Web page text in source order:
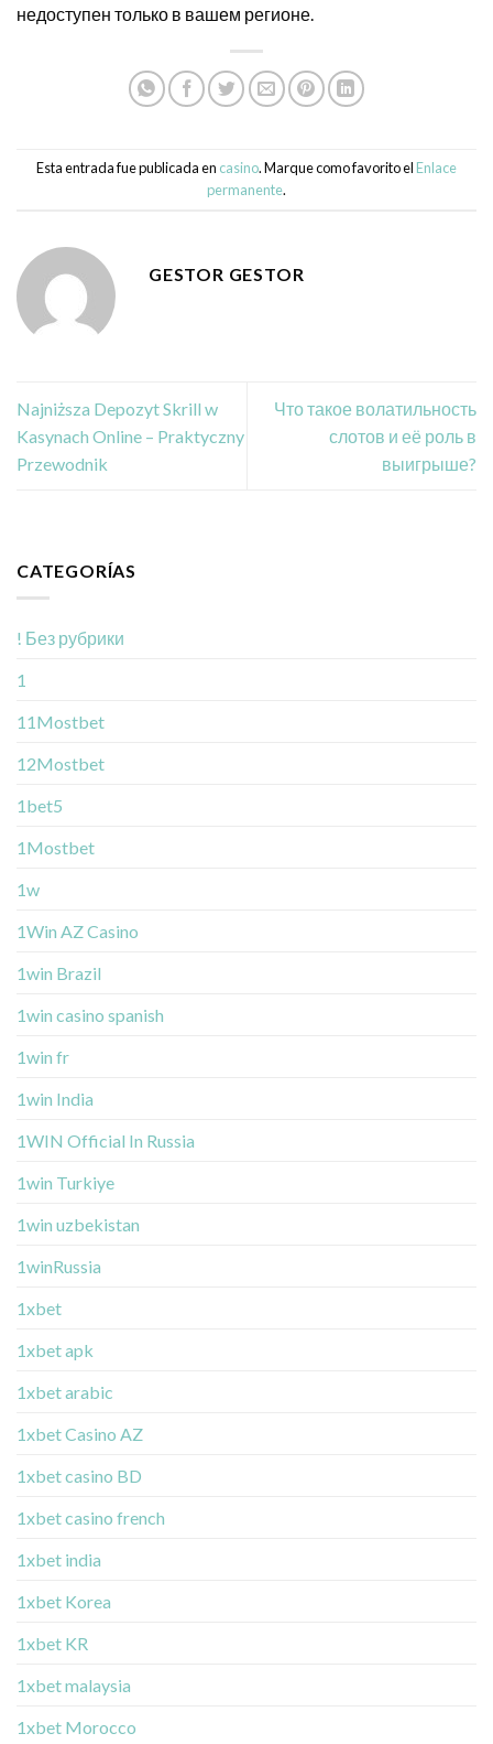
недоступен только в вашем регионе.
Esta entrada fue publicada en casino. Marque como favorito el Enlace
permanente.
GESTOR GESTOR
Najniższa Depozyt Skrill w
Kasynach Online – Praktyczny
Przewodnik
Что такое волатильность
слотов и её роль в
выигрыше?
CATEGORÍAS
! Без рубрики
1
11Mostbet
12Mostbet
1bet5
1Mostbet
1w
1Win AZ Casino
1win Brazil
1win casino spanish
1win fr
1win India
1WIN Official In Russia
1win Turkiye
1win uzbekistan
1winRussia
1xbet
1xbet apk
1xbet arabic
1xbet Casino AZ
1xbet casino BD
1xbet casino french
1xbet india
1xbet Korea
1xbet KR
1xbet malaysia
1xbet Morocco